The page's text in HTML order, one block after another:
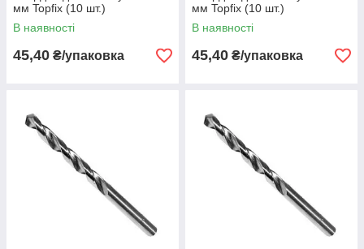
мм Topfix (10 шт.)
В наявності
45,40 ₴/упаковка
мм Topfix (10 шт.)
В наявності
45,40 ₴/упаковка